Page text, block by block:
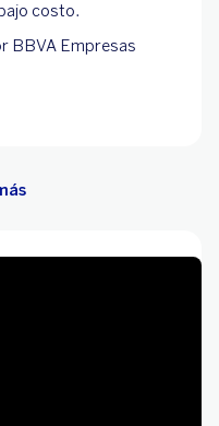
costo.
BBVA Empresas